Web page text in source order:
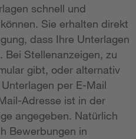
schnell und
Sie erhalten direkt
dass Ihre Unterlagen
Bei Stellenanzeigen, zu
gibt, oder alternativ
per E-Mail
Adresse ist in der
angegeben. Natürlich
Bewerbungen in